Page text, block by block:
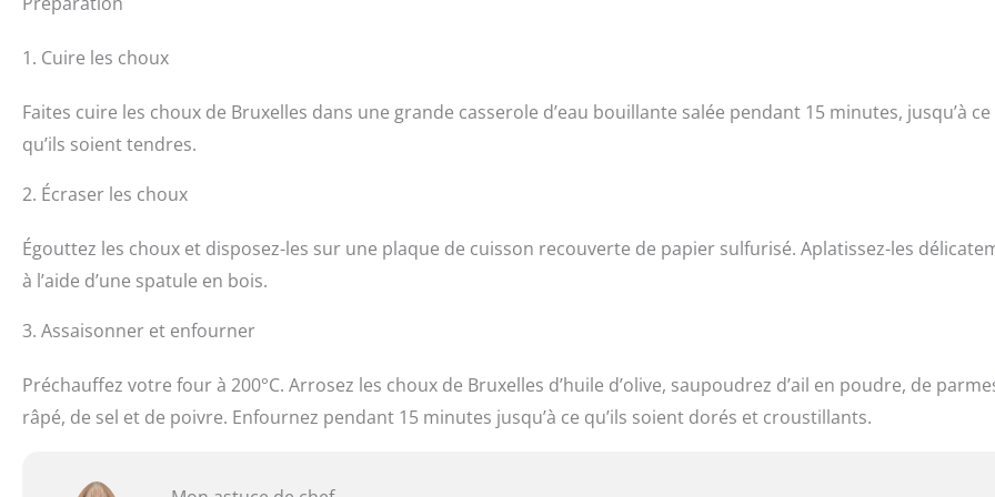
1. Cuire les choux
Faites cuire les choux de Bruxelles dans une grande casserole d’eau bouillante salée pendant 15 minutes, jusqu’à ce
qu’ils soient tendres.
2. Écraser les choux
Égouttez les choux et disposez-les sur une plaque de cuisson recouverte de papier sulfurisé. Aplatissez-les
à l’aide d’une spatule en bois.
3. Assaisonner et enfourner
Préchauffez votre four à 200°C. Arrosez les choux de Bruxelles d’huile d’olive, saupoudrez d’ail en poudre, de
râpé, de sel et de poivre. Enfournez pendant 15 minutes jusqu’à ce qu’ils soient dorés et croustillants.